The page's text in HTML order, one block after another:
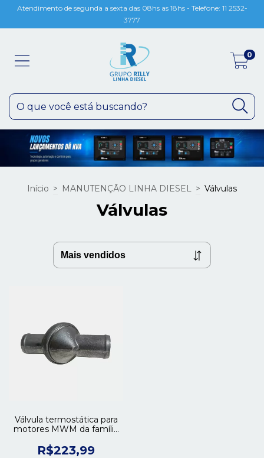
Atendimento de segunda a sexta das 08hs as 18hs - Telefone: 11 2532-
3777
0
Início > MANUTENÇÃO LINHA DIESEL > Válvulas
Válvulas
Válvula termostática para
motores MWM da família
R$223,99